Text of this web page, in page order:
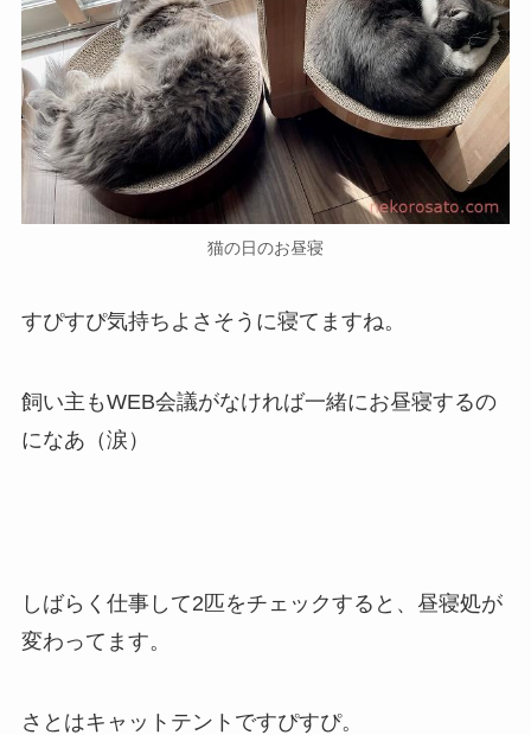
猫の日のお昼寝
すぴすぴ気持ちよさそうに寝てますね。
飼い主もWEB会議がなければ一緒にお昼寝するの
になあ（涙）
しばらく仕事して2匹をチェックすると、昼寝処が
変わってます。
さとはキャットテントですぴすぴ。